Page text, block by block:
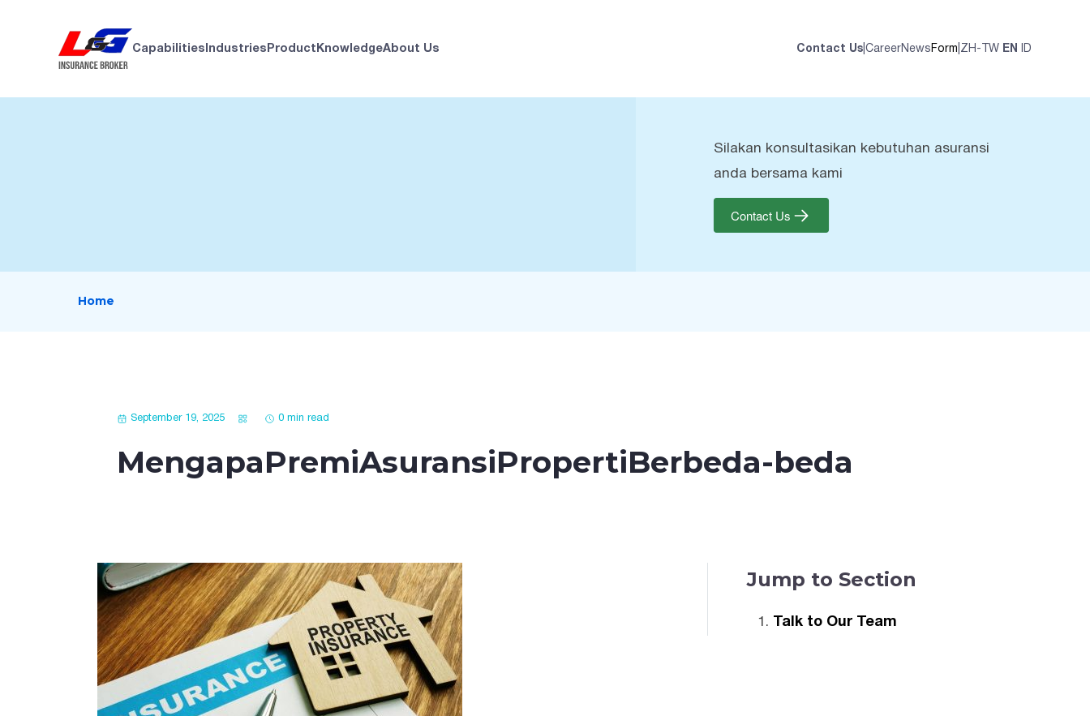
Capabilities Industries Product KnowledgeAbout Us Contact Us CareerNews Form ZH-TW EN ID
Silakan konsultasikan kebutuhan asuransi
anda bersama kami
Contact Us
Home
September 19, 2025 0 min read
MengapaPremiAsuransiPropertiBerbeda-beda
Jump to Section
Talk to Our Team